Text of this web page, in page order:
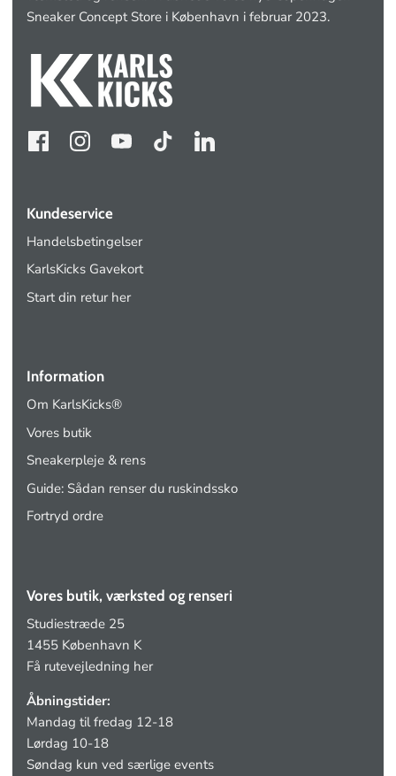
Sneaker Concept Store i København i februar 2023.
Kundeservice
Handelsbetingelser
KarlsKicks Gavekort
Start din retur her
Information
Om KarlsKicks®
Vores butik
Sneakerpleje & rens
Guide: Sådan renser du ruskindssko
Fortryd ordre
Vores butik, værksted og renseri
Studiestræde 25
1455 København K
Få rutevejledning her
Åbningstider:
Mandag til fredag 12-18
Lørdag 10-18
Søndag kun ved særlige events